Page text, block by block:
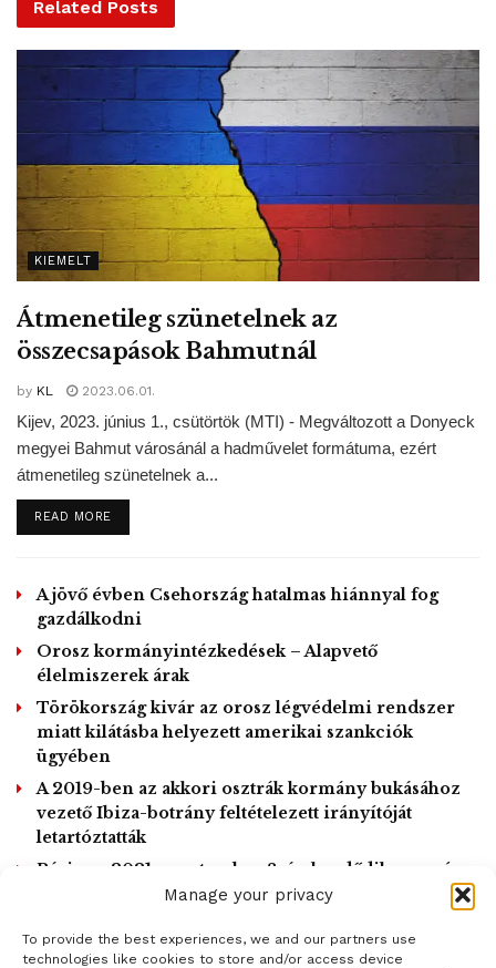
Manage your privacy
To provide the best experiences, we and our partners use
technologies like cookies to store and/or access device
Hailie Jade büszként mutatja meg a világnak, mint tanult meg
Eminem lánya komolyan veszi a felhívást, hogy mindenki
maradjon otthon, hiszen erre szólította fel 2 millió követőjét
még márciusban. Hisz mindt mondta, „minnél hamarabb
tartja be mindenki a megszorító szabályokat és marad
otthon, annál hamarabb leszünk túl rajta”. Hailie Jade
rendszeresen beszámol követőinek, mint a legtöbb
híresség és influencer, hogy hogyan tölti napjait a
karanténban.
Eminem a lányának köszöni karrierjét, mint a legnagyobb inspiráció
Related Posts
KIEMELT
Átmenetileg szünetelnek az
összecsapások Bahmutnál
by KL 2023.06.01.
Kijev, 2023. június 1., csütörtök (MTI) - Megváltozott a Donyeck
megyei Bahmut városánál a hadművelet formátuma, ezért
átmenetileg szünetelnek a...
READ MOREDETAILS
A jövő évben Csehország hatalmas hiánnyal fog
gazdálkodni
Orosz kormányintézkedések – Alapvető
élelmiszerek árak
Törökország kivár az orosz légvédelmi rendszer
miatt kilátásba helyezett amerikai szankciók
ügyében
A 2019-ben az akkori osztrák kormány bukásához
vezető Ibiza-botrány feltételezett irányítóját
letartóztatták
Párizs – 2021. szeptember 8-án kezdődik a per és
2022 március végéig tart
LOAD MORE